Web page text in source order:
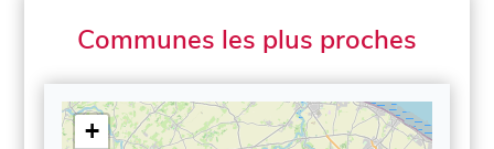
Communes les plus proches
+